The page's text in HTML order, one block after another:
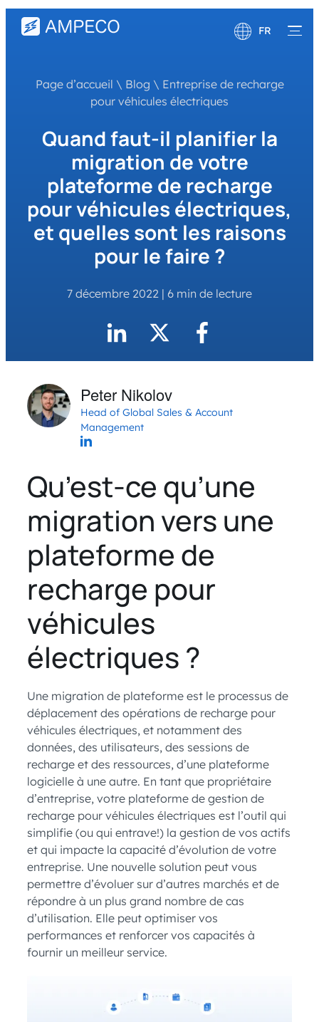
FR
Deutsch
Page d’accueil \ Blog \ Entreprise de recharge
pour véhicules électriques
Quand faut-il planifier la
migration de votre
plateforme de recharge
pour véhicules électriques,
et quelles sont les raisons
pour le faire ?
7 décembre 2022 | 6 min de lecture
Peter Nikolov
Head of Global Sales & Account
Management
Qu’est-ce qu’une
migration vers une
plateforme de
recharge pour
véhicules
électriques ?
Une migration de plateforme est le processus de
déplacement des opérations de recharge pour
véhicules électriques, et notamment des
données, des utilisateurs, des sessions de
recharge et des ressources, d’une plateforme
logicielle à une autre. En tant que propriétaire
d’entreprise, votre plateforme de gestion de
recharge pour véhicules électriques est l’outil qui
simplifie (ou qui entrave!) la gestion de vos actifs
et qui impacte la capacité d’évolution de votre
entreprise. Une nouvelle solution peut vous
permettre d’évoluer sur d’autres marchés et de
répondre à un plus grand nombre de cas
d’utilisation. Elle peut optimiser vos
performances et renforcer vos capacités à
fournir un meilleur service.